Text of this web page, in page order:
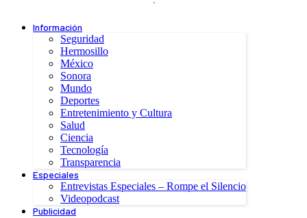
Información
Seguridad
Hermosillo
México
Sonora
Mundo
Deportes
Entretenimiento y Cultura
Salud
Ciencia
Tecnología
Transparencia
Especiales
Entrevistas Especiales – Rompe el Silencio
Videopodcast
Publicidad